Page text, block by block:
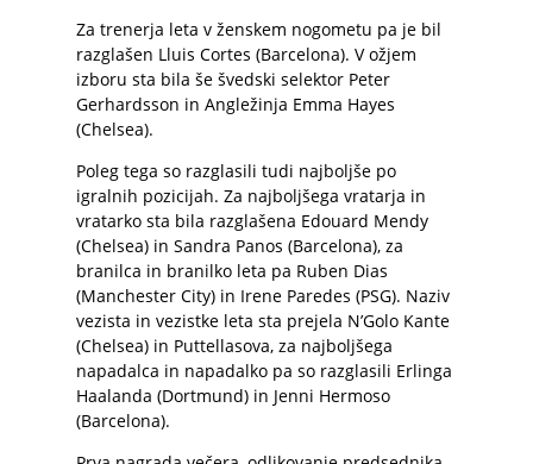
Za trenerja leta v ženskem nogometu pa je bil
razglašen Lluis Cortes (Barcelona). V ožjem
izboru sta bila še švedski selektor Peter
Gerhardsson in Angležinja Emma Hayes
(Chelsea).
Poleg tega so razglasili tudi najboljše po
igralnih pozicijah. Za najboljšega vratarja in
vratarko sta bila razglašena Edouard Mendy
(Chelsea) in Sandra Panos (Barcelona), za
branilca in branilko leta pa Ruben Dias
(Manchester City) in Irene Paredes (PSG). Naziv
vezista in vezistke leta sta prejela N’Golo Kante
(Chelsea) in Puttellasova, za najboljšega
napadalca in napadalko pa so razglasili Erlinga
Haalanda (Dortmund) in Jenni Hermoso
(Barcelona).